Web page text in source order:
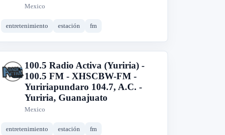
Mexico
entretenimiento estación fm
1
100.5 Radio Activa (Yuriria) -
100.5 FM - XHSCBW-FM -
Yuririapundaro 104.7, A.C. -
Yuriria, Guanajuato
Mexico
entretenimiento estación fm